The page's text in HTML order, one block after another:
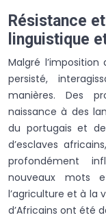
Résistance
linguistique
Malgré
persisté,
manières. Des
naissance à des
du portugais et
d’esclaves
profondément
nouveaux mots
l’agriculture et à la
d’Africains ont été